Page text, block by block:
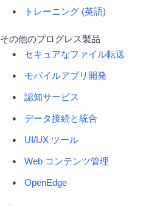
トレーニング (英語)
その他のプログレス製品
セキュアなファイル転送
モバイルアプリ開発
認知サービス
データ接続と統合
UI/UX ツール
Web コンテンツ管理
OpenEdge